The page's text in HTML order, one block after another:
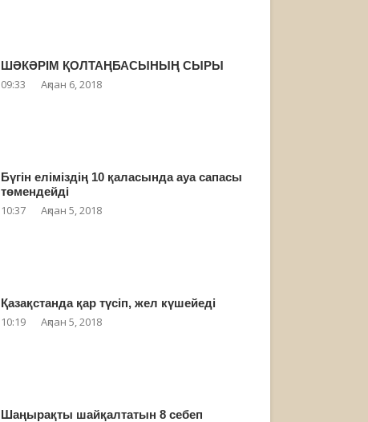
ШӘКӘРІМ ҚОЛТАҢБАСЫНЫҢ СЫРЫ
09:33 Ақпан 6, 2018
Бүгін еліміздің 10 қаласында ауа сапасы
төмендейді
10:37 Ақпан 5, 2018
Қазақстанда қар түсіп, жел күшейеді
10:19 Ақпан 5, 2018
Шаңырақты шайқалтатын 8 себеп